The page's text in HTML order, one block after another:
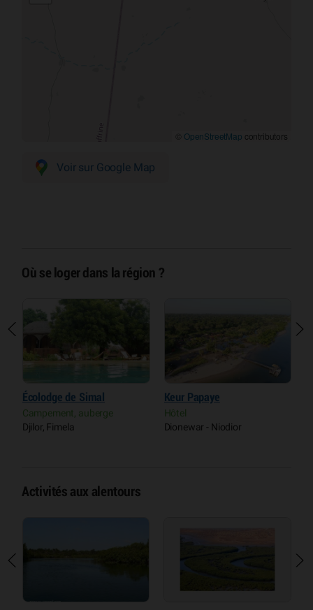
OpenStreetMap contributors
Voir sur Google Map
Où se loger dans la région ?
Écolodge de Simal
Campement, auberge
Djilor, Fimela
Keur Papaye
Hôtel
Dionewar - Niodior
Activités aux alentours